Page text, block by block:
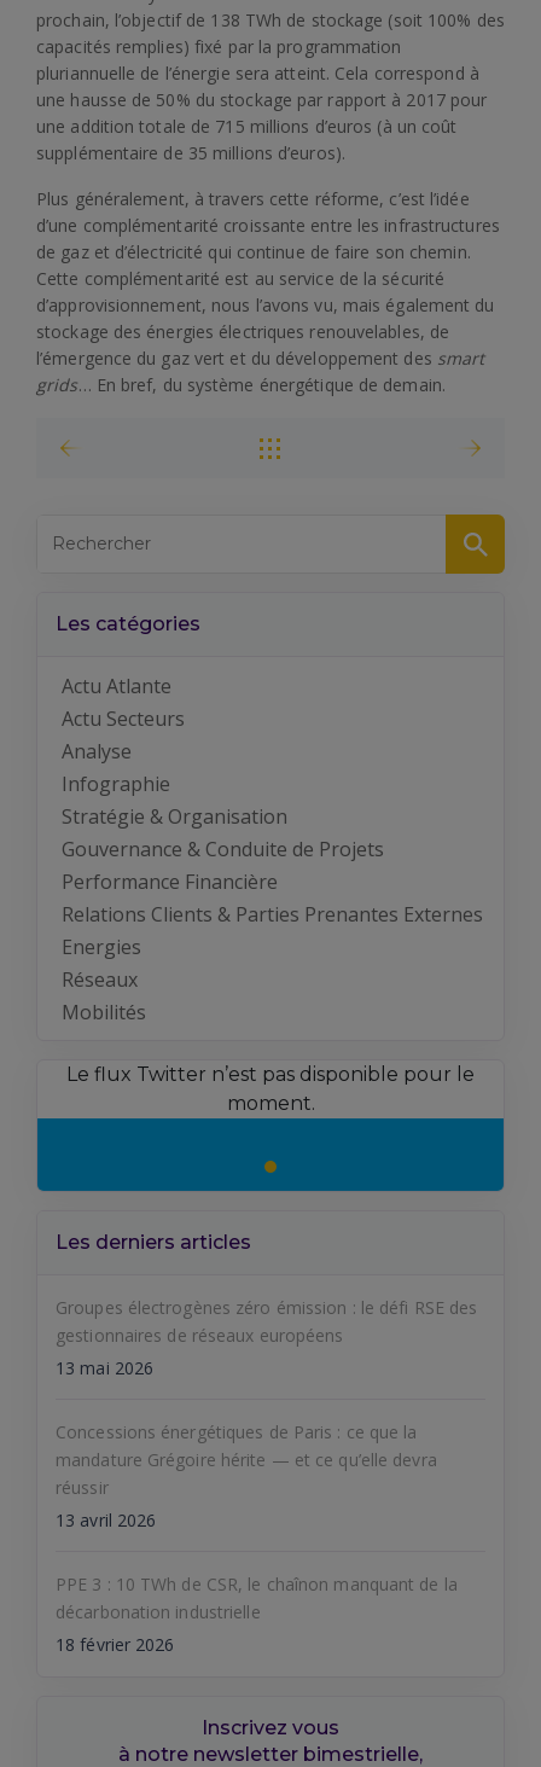
prochain, l’objectif de 138 TWh de stockage (soit 100% des
capacités remplies) fixé par la programmation
pluriannuelle de l’énergie sera atteint. Cela correspond à
une hausse de 50% du stockage par rapport à 2017 pour
une addition totale de 715 millions d’euros (à un coût
supplémentaire de 35 millions d’euros).
Plus généralement, à travers cette réforme, c’est l’idée
d’une complémentarité croissante entre les infrastructures
de gaz et d’électricité qui continue de faire son chemin.
Cette complémentarité est au service de la sécurité
d’approvisionnement, nous l’avons vu, mais également du
stockage des énergies électriques renouvelables, de
l’émergence du gaz vert et du développement des smart
grids… En bref, du système énergétique de demain.
Les catégories
Actu Atlante
Actu Secteurs
Analyse
Infographie
Stratégie & Organisation
Gouvernance & Conduite de Projets
Performance Financière
Relations Clients & Parties Prenantes Externes
Energies
Réseaux
Mobilités
Le flux Twitter n’est pas disponible pour le
moment.
Les derniers articles
Groupes électrogènes zéro émission : le défi RSE des
gestionnaires de réseaux européens
13 mai 2026
Concessions énergétiques de Paris : ce que la
mandature Grégoire hérite — et ce qu’elle devra
réussir
13 avril 2026
PPE 3 : 10 TWh de CSR, le chaînon manquant de la
décarbonation industrielle
18 février 2026
Inscrivez vous
à notre newsletter bimestrielle,